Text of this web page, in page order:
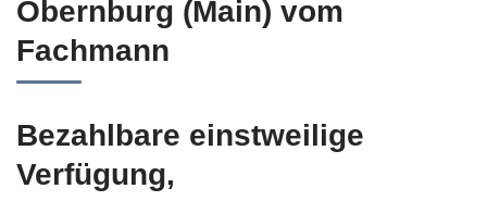
Obernburg (Main) vom
Fachmann
Bezahlbare einstweilige
Verfügung,